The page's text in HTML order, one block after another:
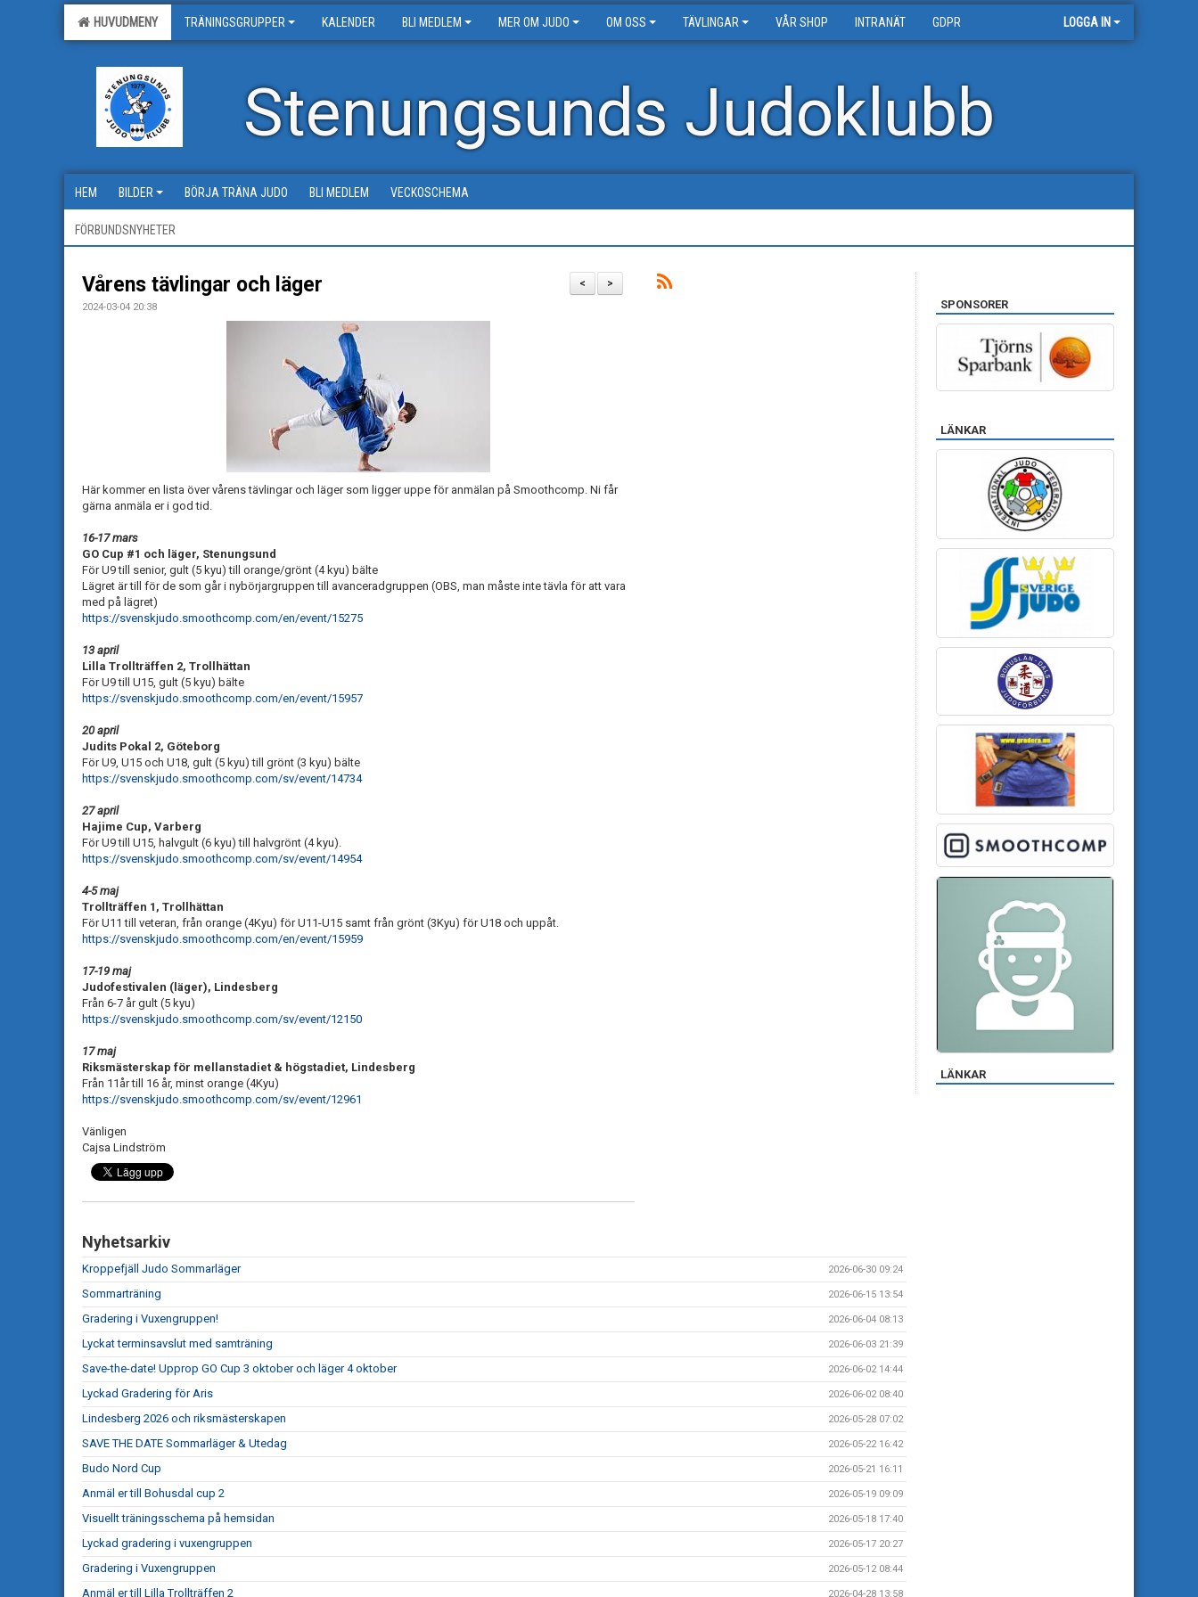
HUVUDMENY TRÄNINGSGRUPPER KALENDER BLI MEDLEM MER OM JUDO OM OSS TÄVLINGAR VÅR SHOP INTRANÄT GDPR LOGGA IN
Stenungsunds Judoklubb
HEM BILDER BÖRJA TRÄNA JUDO BLI MEDLEM VECKOSCHEMA
FÖRBUNDSNYHETER
>
<
Vårens tävlingar och läger
2024-03-04 20:38
Här kommer en lista över vårens tävlingar och läger som ligger uppe för anmälan på Smoothcomp. Ni får
gärna anmäla er i god tid.
16-17 mars
GO Cup #1 och läger, Stenungsund
För U9 till senior, gult (5 kyu) till orange/grönt (4 kyu) bälte
Lägret är till för de som går i nybörjargruppen till avanceradgruppen (OBS, man måste inte tävla för att vara
med på lägret)
https://svenskjudo.smoothcomp.com/en/event/15275
13 april
Lilla Trollträffen 2, Trollhättan
För U9 till U15, gult (5 kyu) bälte
https://svenskjudo.smoothcomp.com/en/event/15957
20 april
Judits Pokal 2, Göteborg
För U9, U15 och U18, gult (5 kyu) till grönt (3 kyu) bälte
https://svenskjudo.smoothcomp.com/sv/event/14734
27 april
Hajime Cup, Varberg
För U9 till U15, halvgult (6 kyu) till halvgrönt (4 kyu).
https://svenskjudo.smoothcomp.com/sv/event/14954
4-5 maj
Trollträffen 1, Trollhättan
För U11 till veteran, från orange (4Kyu) för U11-U15 samt från grönt (3Kyu) för U18 och uppåt.
https://svenskjudo.smoothcomp.com/en/event/15959
17-19 maj
Judofestivalen (läger), Lindesberg
Från 6-7 år gult (5 kyu)
https://svenskjudo.smoothcomp.com/sv/event/12150
17 maj
Riksmästerskap för mellanstadiet & högstadiet, Lindesberg
Från 11år till 16 år, minst orange (4Kyu)
https://svenskjudo.smoothcomp.com/sv/event/12961
Vänligen
Cajsa Lindström
Nyhetsarkiv
Kroppefjäll Judo Sommarläger 2026-06-30 09:24
Sommarträning 2026-06-15 13:54
Gradering i Vuxengruppen! 2026-06-04 08:13
Lyckat terminsavslut med samträning 2026-06-03 21:39
Save-the-date! Upprop GO Cup 3 oktober och läger 4 oktober 2026-06-02 14:44
Lyckad Gradering för Aris 2026-06-02 08:40
Lindesberg 2026 och riksmästerskapen 2026-05-28 07:02
SAVE THE DATE Sommarläger & Utedag 2026-05-22 16:42
Budo Nord Cup 2026-05-21 16:11
Anmäl er till Bohusdal cup 2 2026-05-19 09:09
Visuellt träningsschema på hemsidan 2026-05-18 17:40
Lyckad gradering i vuxengruppen 2026-05-17 20:27
Gradering i Vuxengruppen 2026-05-12 08:44
Anmäl er till Lilla Trollträffen 2 2026-04-28 13:58
SPONSORER
LÄNKAR
LÄNKAR